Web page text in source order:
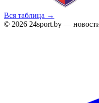
Вся таблица →
© 2026 24sport.by —